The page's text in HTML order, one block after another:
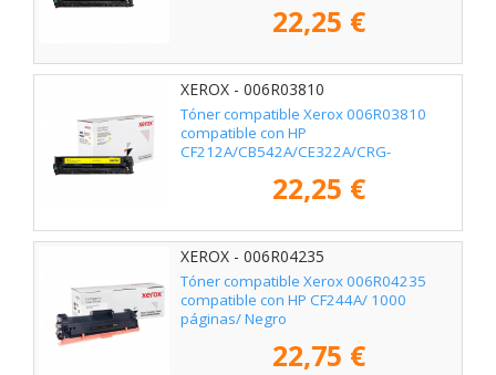
22,25 €
XEROX - 006R03810
Tóner compatible Xerox 006R03810
compatible con HP
CF212A/CB542A/CE322A/CRG-
22,25 €
XEROX - 006R04235
Tóner compatible Xerox 006R04235
compatible con HP CF244A/ 1000
páginas/ Negro
22,75 €